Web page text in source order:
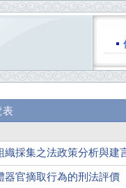
織採集之法政策分析與建
器官摘取行為的刑法評價